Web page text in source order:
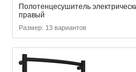
Полотенцесушитель
правый
Размер: 13 вариантов